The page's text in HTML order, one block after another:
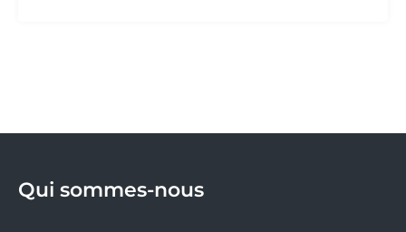
Qui sommes-nous